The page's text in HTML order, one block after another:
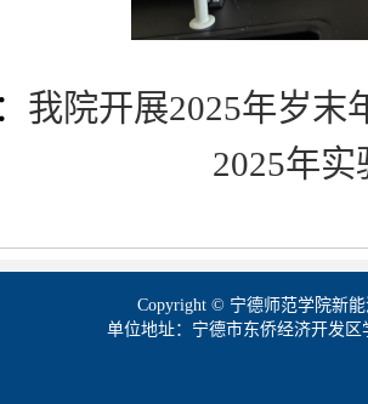
我院开展2025年岁末
2025年
Copyright © 宁德师范学院新
单位地址：宁德市东侨经济开发